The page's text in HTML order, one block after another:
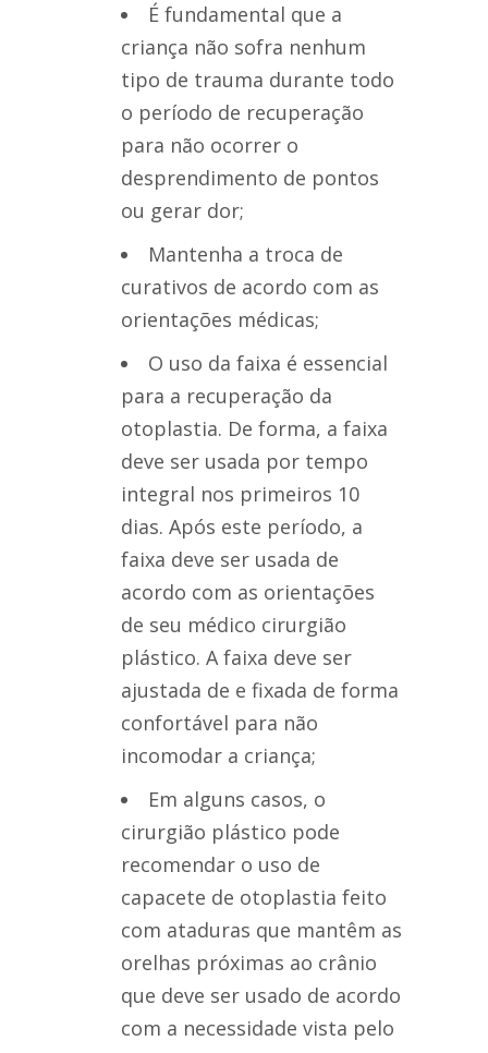
É fundamental que a
criança não sofra nenhum
tipo de trauma durante todo
o período de recuperação
para não ocorrer o
desprendimento de pontos
ou gerar dor;
Mantenha a troca de
curativos de acordo com as
orientações médicas;
O uso da faixa é essencial
para a recuperação da
otoplastia. De forma, a faixa
deve ser usada por tempo
integral nos primeiros 10
dias. Após este período, a
faixa deve ser usada de
acordo com as orientações
de seu médico cirurgião
plástico. A faixa deve ser
ajustada de e fixada de forma
confortável para não
incomodar a criança;
Em alguns casos, o
cirurgião plástico pode
recomendar o uso de
capacete de otoplastia feito
com ataduras que mantêm as
orelhas próximas ao crânio
que deve ser usado de acordo
com a necessidade vista pelo